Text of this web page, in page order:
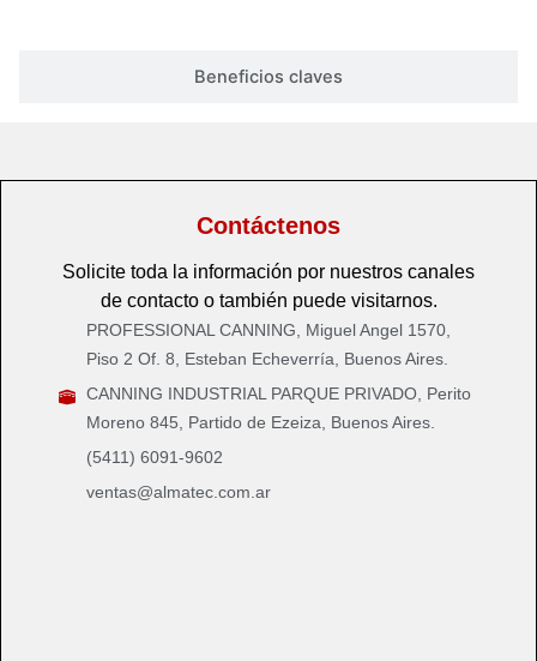
Beneficios claves
Contáctenos
Solicite toda la información por nuestros canales
de contacto o también puede visitarnos.
PROFESSIONAL CANNING, Miguel Angel 1570,
Piso 2 Of. 8, Esteban Echeverría, Buenos Aires.
CANNING INDUSTRIAL PARQUE PRIVADO, Perito
Moreno 845, Partido de Ezeiza, Buenos Aires.
(5411) 6091-9602
ventas@almatec.com.ar